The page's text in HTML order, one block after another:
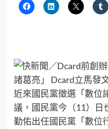
近來國民黨徵選「數位
議，國民黨今（11）日
勤佑出任國民黨「數位